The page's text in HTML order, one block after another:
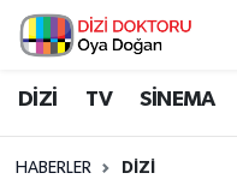
DİZİ TV SİNEMA
HABERLER DİZİ
İstanbul Nöbetçi